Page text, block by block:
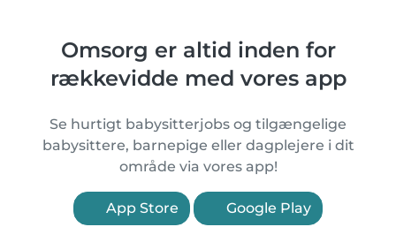
Omsorg er altid inden for
rækkevidde med vores app
Se hurtigt babysitterjobs og tilgængelige
babysittere, barnepige eller dagplejere i dit
område via vores app!
App Store Google Play